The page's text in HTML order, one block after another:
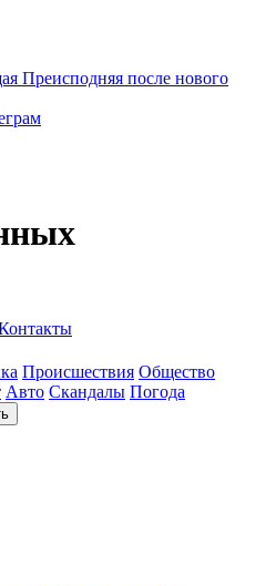
Преисподняя после нового
Происшествия Общество
Авто Скандалы Погода